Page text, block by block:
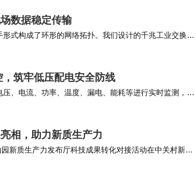
目，有500名沃达丰专家参与其中，助力科技
Street的全球网络和生态系统，从而
数据稳定传输
式构成了环形的网络拓扑。我们设计的千兆工业交换机
晶头能够有力的支撑保护住。 …
筑牢低压配电安全防线
、电流、功率、温度、漏电、能耗等进行实时监测，具
。ASCB3-80m 系列智能…
相，助力新质生产力
新质生产力发布厅科技成果转化对接活动在中关村新兴
片等一批来自北京理工大学、…